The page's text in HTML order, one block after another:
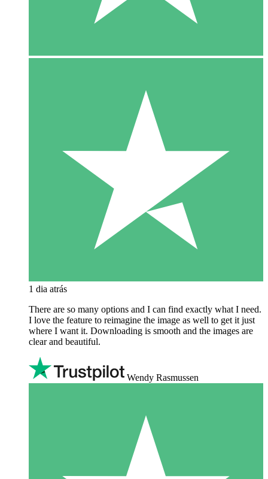
1 dia atrás
There are so many options and I can find exactly what I need.
I love the feature to reimagine the image as well to get it just
where I want it. Downloading is smooth and the images are
clear and beautiful.
Wendy Rasmussen